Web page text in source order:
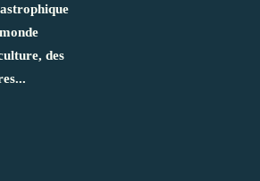
des